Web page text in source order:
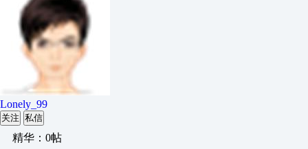
Lonely_99
关注 私信
精华：0帖